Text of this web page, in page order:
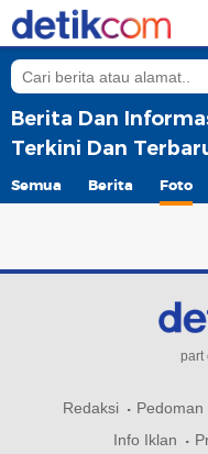
Berita Dan
Terkini Dan
Semua Berita Foto
part
Redaksi
Info Iklan